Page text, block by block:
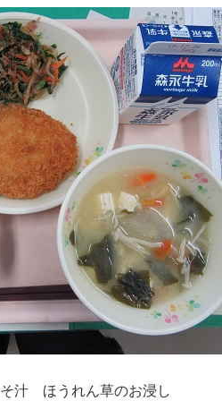
ほうれん草のお浸し